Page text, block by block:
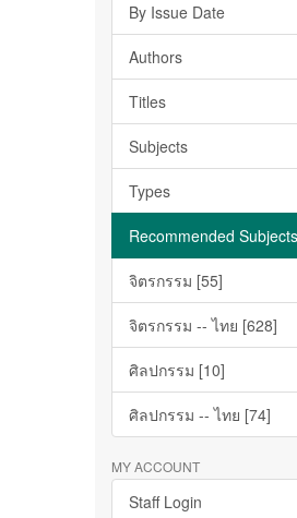
By Issue Date
Authors
Titles
Subjects
Types
Recommended Subjects
จิตรกรรม [55]
จิตรกรรม -- ไทย [628]
ศิลปกรรม [10]
ศิลปกรรม -- ไทย [74]
MY ACCOUNT
Staff Login